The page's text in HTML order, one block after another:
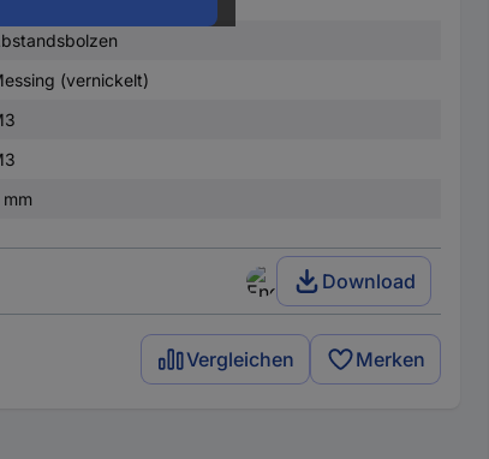
(vernickelt)
mm
Download
Vergleichen Merken